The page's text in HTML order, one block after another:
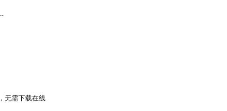
无需下载在线